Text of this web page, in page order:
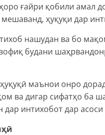
ғайри қобили амал
ҳуқуқи дар
нашудан ва бо
будани
маънои онро
ва дигар сифатҳо ба
дар интихобот дар